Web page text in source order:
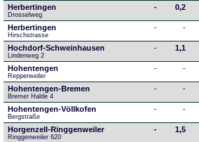
Herbertingen
Drosselweg
- 0,2
Herbertingen
Hirschstrasse
- -
Hochdorf-Schweinhausen
Lindenweg 2
- 1,1
Hohentengen
Repperweiler
- -
Hohentengen-Bremen
Bremer Halde 4
- -
Hohentengen-Völlkofen
Bergstraße
- -
Horgenzell-Ringgenweiler
Ringgenweiler 620
- 1,5